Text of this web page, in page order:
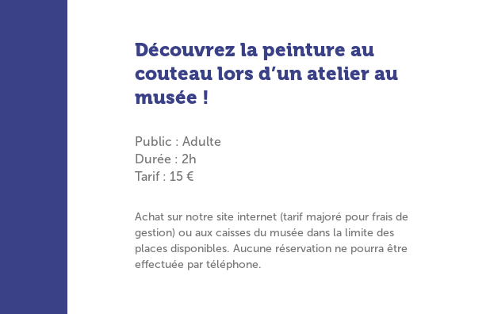
Découvrez la peinture au
couteau lors d’un atelier au
musée !
Public : Adulte
Durée : 2h
Tarif : 15 €
Achat sur notre site internet (tarif majoré pour frais de
gestion) ou aux caisses du musée dans la limite des
places disponibles. Aucune réservation ne pourra être
effectuée par téléphone.